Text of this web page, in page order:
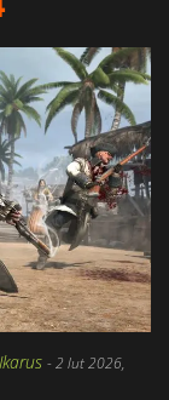
-2 lut 2026,